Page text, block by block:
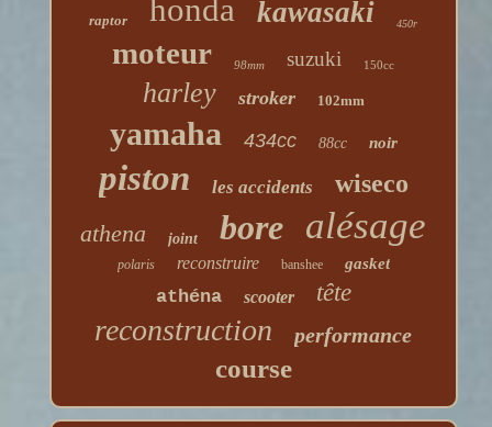
raptor honda kawasaki 450r
moteur 98mm suzuki 150cc
harley stroker 102mm
yamaha 434cc 88cc noir
piston les accidents wiseco
athena joint bore alésage
polaris reconstruire banshee gasket
athéna scooter tête
reconstruction performance
course